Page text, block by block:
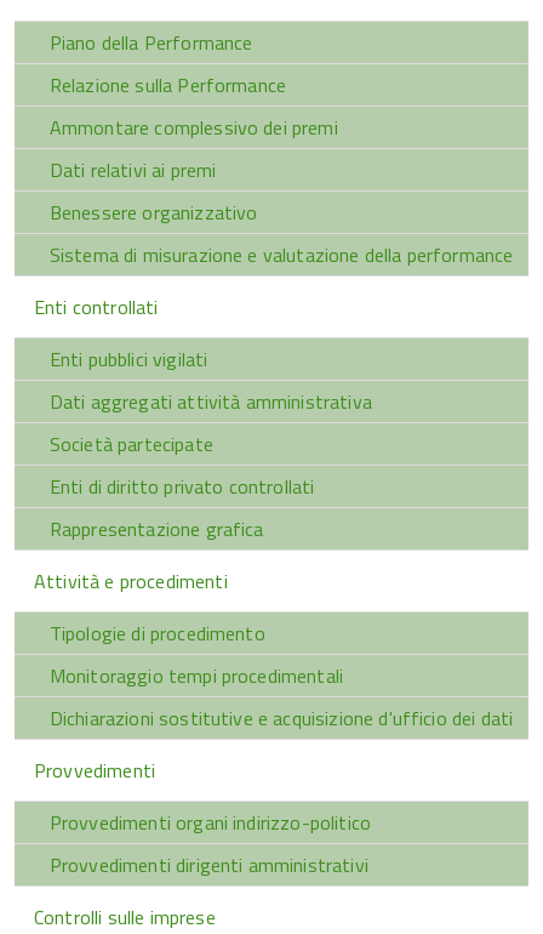
Piano della Performance
Relazione sulla Performance
Ammontare complessivo dei premi
Dati relativi ai premi
Benessere organizzativo
Sistema di misurazione e valutazione della performance
Enti controllati
Enti pubblici vigilati
Dati aggregati attività amministrativa
Società partecipate
Enti di diritto privato controllati
Rappresentazione grafica
Attività e procedimenti
Tipologie di procedimento
Monitoraggio tempi procedimentali
Dichiarazioni sostitutive e acquisizione d'ufficio dei dati
Provvedimenti
Provvedimenti organi indirizzo-politico
Provvedimenti dirigenti amministrativi
Controlli sulle imprese